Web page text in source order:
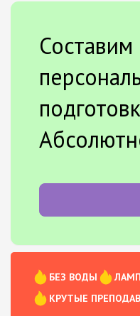
Составим
БЕЗ ВОДЫ
КРУТЫЕ